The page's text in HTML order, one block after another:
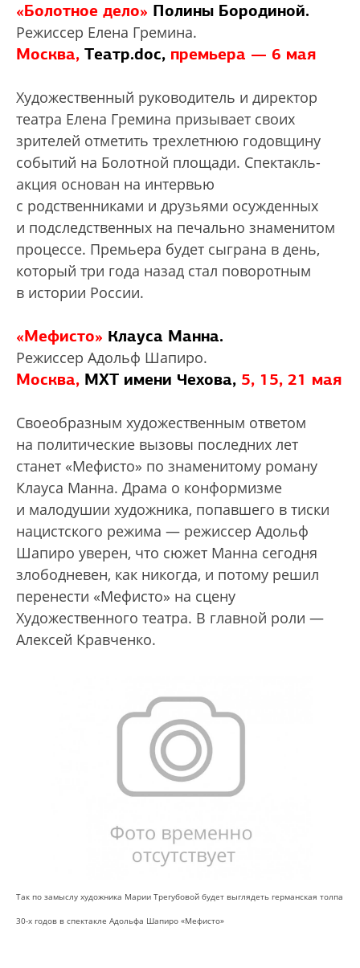
«Болотное дело» Полины Бородиной.
Режиссер Елена Гремина.
Москва, Театр.doc, премьера — 6 мая
Художественный руководитель и директор
театра Елена Гремина призывает своих
зрителей отметить трехлетнюю годовщину
событий на Болотной площади. Спектакль-
акция основан на интервью
с родственниками и друзьями осужденных
и подследственных на печально знаменитом
процессе. Премьера будет сыграна в день,
который три года назад стал поворотным
в истории России.
«Мефисто» Клауса Манна.
Режиссер Адольф Шапиро.
Москва, МХТ имени Чехова, 5, 15, 21 мая
Своеобразным художественным ответом
на политические вызовы последних лет
станет «Мефисто» по знаменитому роману
Клауса Манна. Драма о конформизме
и малодушии художника, попавшего в тиски
нацистского режима — режиссер Адольф
Шапиро уверен, что сюжет Манна сегодня
злободневен, как никогда, и потому решил
перенести «Мефисто» на сцену
Художественного театра. В главной роли —
Алексей Кравченко.
Так по замыслу художника Марии Трегубовой будет выглядеть германская толпа
30-х годов в спектакле Адольфа Шапиро «Мефисто»